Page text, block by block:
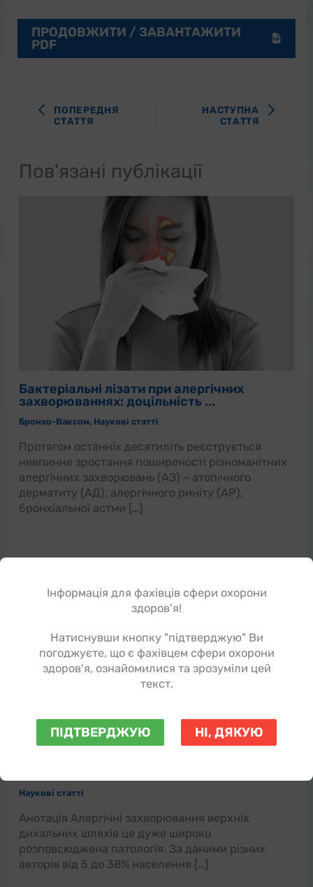
ПРОДОВЖИТИ / ЗАВАНТАЖИТИ
PDF
ПОПЕРЕДНЯ
СТАТТЯ
НАСТУПНА
СТАТТЯ
Пов'язані публікації
Бактеріальні лізати при алергічних
захворюваннях: доцільність ...
Бронхо-Ваксом, Наукові статті
Протягом останніх десятиліть реєструється
невпинне зростання поширеності різноманітних
алергічних захворювань (АЗ) – атопічного
дерматиту (АД), алергічного риніту (АР),
бронхіальної астми […]
Наукові статті
Анотація Алергічні захворювання верхніх
дихальних шляхів це дуже широко
розповсюджена патологія. За даними різних
авторів від 5 до 38% населення […]
Інформація для фахівців сфери охорони
здоров'я!
Натиснувши кнопку "підтверджую" Ви
погоджуєте, що є фахівцем сфери охорони
здоров'я, ознайомилися та зрозуміли цей
текст.
ПІДТВЕРДЖУЮ НІ, ДЯКУЮ